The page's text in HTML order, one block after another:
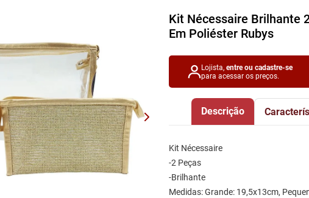
Kit Nécessaire Brilhante
Em Poliéster Rubys
Lojista, entre ou cadastre-se
para acessar os preços.
Descrição
Kit Nécessaire
-2 Peças
-Brilhante
Medidas: Grande: 19,5x13cm,